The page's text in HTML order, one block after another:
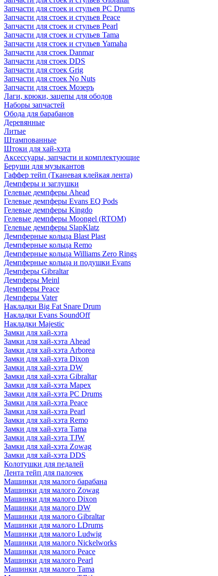
Запчасти для стоек и стульев PC Drums
Запчасти для стоек и стульев Peace
Запчасти для стоек и стульев Pearl
Запчасти для стоек и стульев Tama
Запчасти для стоек и стульев Yamaha
Запчасти для стоек Danmar
Запчасти для стоек DDS
Запчасти для стоек Grig
Запчасти для стоек No Nuts
Запчасти для стоек Мозеръ
Лаги, крюки, зацепы для ободов
Наборы запчастей
Обода для барабанов
Деревянные
Литые
Штампованные
Штоки для хай-хэта
Аксессуары, запчасти и комплектующие
Беруши для музыкантов
Гаффер тейп (Тканевая клейкая лента)
Демпферы и заглушки
Гелевые демпферы Ahead
Гелевые демпферы Evans EQ Pods
Гелевые демпферы Kingdo
Гелевые демпферы Moongel (RTOM)
Гелевые демпферы SlapKlatz
Демпферные кольца Blast Plast
Демпферные кольца Remo
Демпферные кольца Williams Zero Rings
Демпферные кольца и подушки Evans
Демпферы Gibraltar
Демпферы Meinl
Демпферы Peace
Демпферы Vater
Накладки Big Fat Snare Drum
Накладки Evans SoundOff
Накладки Majestic
Замки для хай-хэта
Замки для хай-хэта Ahead
Замки для хай-хэта Arborea
Замки для хай-хэта Dixon
Замки для хай-хэта DW
Замки для хай-хэта Gibraltar
Замки для хай-хэта Mapex
Замки для хай-хэта PC Drums
Замки для хай-хэта Peace
Замки для хай-хэта Pearl
Замки для хай-хэта Remo
Замки для хай-хэта Tama
Замки для хай-хэта TJW
Замки для хай-хэта Zowag
Замки для хай-хэта DDS
Колотушки для педалей
Лента тейп для палочек
Машинки для малого барабана
Машинки для малого Zowag
Машинки для малого Dixon
Машинки для малого DW
Машинки для малого Gibraltar
Машинки для малого LDrums
Машинки для малого Ludwig
Машинки для малого Nickelworks
Машинки для малого Peace
Машинки для малого Pearl
Машинки для малого Tama